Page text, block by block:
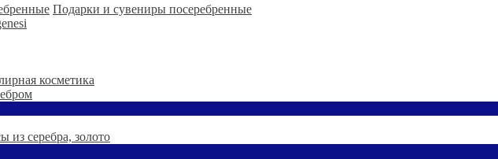
Подарки и сувениры посеребренные
косметика
из серебра, золото